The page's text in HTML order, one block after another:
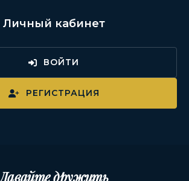
Личный кабинет
ВОЙТИ
РЕГИСТРАЦИЯ
Давайте дружить